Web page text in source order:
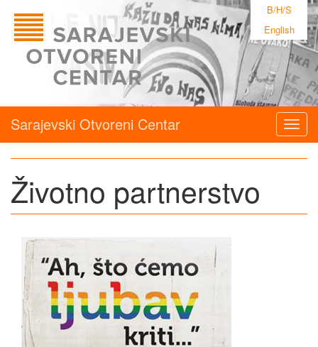
B/H/S
English
Sarajevski Otvoreni Centar
Životno partnerstvo